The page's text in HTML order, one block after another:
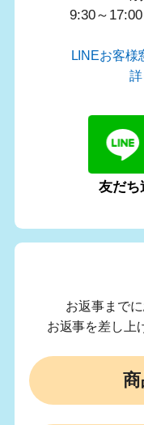
9:30～
LINEお客様
友だち
お返事まで
お返事を差し上